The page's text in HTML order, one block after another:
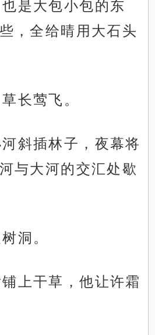
是大包小包的东
，全给晴用大石头
长莺飞。
斜插林子，夜幕将
与大河的交汇处歇
洞。
上干草，他让许霜